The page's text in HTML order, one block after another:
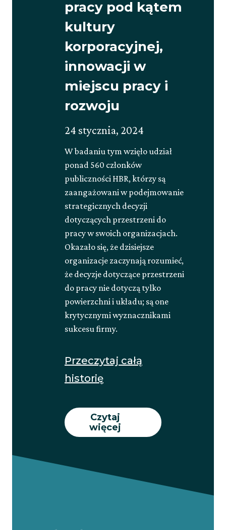
pracy pod kątem
kultury
korporacyjnej,
innowacji w
miejscu pracy i
rozwoju
Opublikowano
24 stycznia, 2024
30
2025
W badaniu tym wzięło udział
ponad 560 członków
publiczności HBR, którzy są
zaangażowani w podejmowanie
strategicznych decyzji
dotyczących przestrzeni do
pracy w swoich organizacjach.
Okazało się, że dzisiejsze
organizacje zaczynają rozumieć,
że decyzje dotyczące przestrzeni
do pracy nie dotyczą tylko
powierzchni i układu; są one
krytycznymi wyznacznikami
sukcesu firmy.
Przeczytaj całą
historię
about
przestrzeni
do
pod
Czytaj
więcej